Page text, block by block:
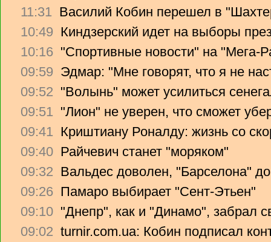
11:31 Василий Кобин перешел в
10:49 Киндзерский идет на выборы
10:16 "Спортивные новости" на "Мега-
09:59 Эдмар: "Мне говорят, что я не
09:52 "Волынь" может усилиться
09:51 "Лион" не уверен, что сможет
09:41 Криштиану Роналду: жизнь со
09:40 Райчевич станет "моряком"
09:32 Вальдес доволен, "Барселона"
09:26 Памаро выбирает "Сент-Этьен"
09:10 "Днепр", как и "Динамо", забрал
09:02 turnir.com.ua: Кобин подписал